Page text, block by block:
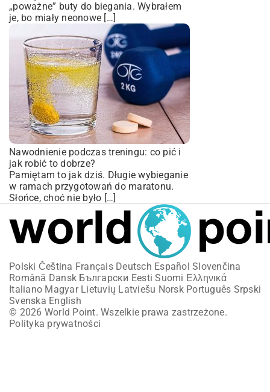
„poważne” buty do biegania. Wybrałem
je, bo miały neonowe […]
Nawodnienie podczas treningu: co pić i
jak robić to dobrze?
Pamiętam to jak dziś. Długie wybieganie
w ramach przygotowań do maratonu.
Słońce, choć nie było […]
Polski Čeština Français Deutsch Español Slovenčina
Română Dansk Български Eesti Suomi Ελληνικά
Italiano Magyar Lietuvių Latviešu Norsk Português Srpski
Svenska English
© 2026 World Point. Wszelkie prawa zastrzeżone.
Polityka prywatności